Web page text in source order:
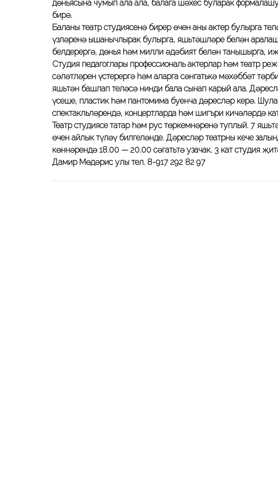
дөньясына чумып ала ала, балага шәхес буларак
бирә.
Баланы театр студиясенә бирер өчен аның актер булырга
үзләренә ышанычлырак булырга, яшьтәшләре белән
белдерергә, дөнья һәм милли әдәбият белән танышырга,
Студия педагоглары профессиональ актерлар һәм театр
сәләтләрен үстерергә һәм аларга сәнгатькә мәхәббәт
яшьтән башлап теләсә нинди бала сынап карый ала.
үсеше, пластик һәм пантомима буенча дәресләр керә.
спектакльләрендә, концертларда һәм шигъри кичәләрдә
Театр студиясе татар һәм рус төркемнәренә туплый. 7
өчен айлык түләү билгеләнде. Дәресләр театрның кече
көннәрендә 18.00 — 20.00 сәгатьтә узачак. 3 кат студия
Дамир Мөдәрис улы тел. 8-917 292 82 97